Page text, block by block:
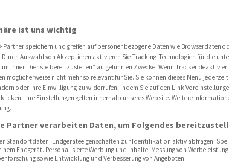
im Plus
ist uns wichtig
-Partner speichern und greifen auf personenbezogene Daten wie Browserdaten
Auswahl von Akzeptieren aktivieren Sie Tracking-Technologien für die
Ihnen Dienste bereitzustellen“ aufgeführten Zwecke. Wenn Tracker
möglicherweise nicht mehr so relevant für Sie. Sie können dieses Menü
oder Ihre Einwilligung zu widerrufen, indem Sie auf den Link
Ihre Einstellungen gelten innerhalb unseres Website. Weitere
Partner verarbeiten Daten, um Folgendes
Standortdaten. Endgeräteeigenschaften zur Identifikation aktiv abfragen.
Endgerät. Personalisierte Werbung und Inhalte, Messung von
sowie Entwicklung und Verbesserung von Angeboten.